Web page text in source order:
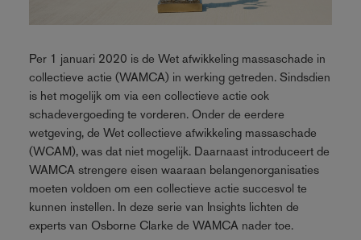
Per 1 januari 2020 is de Wet afwikkeling massaschade in
collectieve actie (WAMCA) in werking getreden. Sindsdien
is het mogelijk om via een collectieve actie ook
schadevergoeding te vorderen. Onder de eerdere
wetgeving, de Wet collectieve afwikkeling massaschade
(WCAM), was dat niet mogelijk. Daarnaast introduceert de
WAMCA strengere eisen waaraan belangenorganisaties
moeten voldoen om een collectieve actie succesvol te
kunnen instellen. In deze serie van Insights lichten de
experts van Osborne Clarke de WAMCA nader toe.